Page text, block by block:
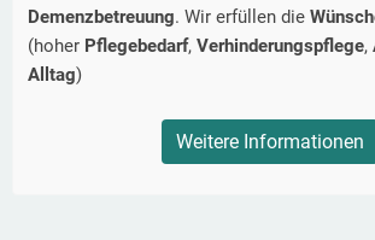
Demenzbetreuung. Wir erfüllen die
(hoher Pflegebedarf, Verhinderungspflege,
Alltag)
Weitere Informationen